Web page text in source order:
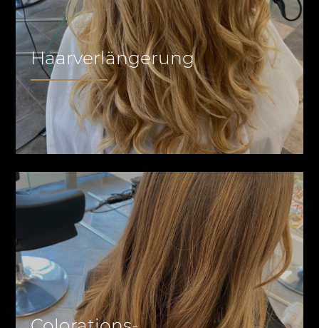
Haarverlängerung